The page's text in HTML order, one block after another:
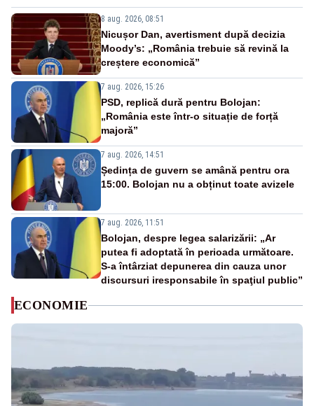
8 aug. 2026, 08:51
Nicușor Dan, avertisment după decizia
Moody’s: „România trebuie să revină la
creștere economică”
7 aug. 2026, 15:26
PSD, replică dură pentru Bolojan:
„România este într-o situație de forță
majoră”
7 aug. 2026, 14:51
Ședința de guvern se amână pentru ora
15:00. Bolojan nu a obținut toate avizele
7 aug. 2026, 11:51
Bolojan, despre legea salarizării: „Ar
putea fi adoptată în perioada următoare.
S-a întârziat depunerea din cauza unor
discursuri iresponsabile în spaţiul public”
ECONOMIE